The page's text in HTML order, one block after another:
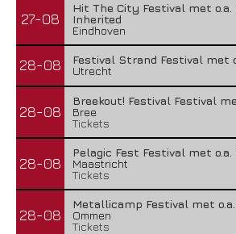
27-08
Hit The City Festival met o.a.
Inherited
Eindhoven
28-08
Festival Strand Festival met
Utrecht
28-08
Breekout! Festival Festival
Bree
Tickets
28-08
Pelagic Fest Festival met o.a.
Maastricht
Tickets
28-08
Metallicamp Festival met o.a.
Ommen
Tickets